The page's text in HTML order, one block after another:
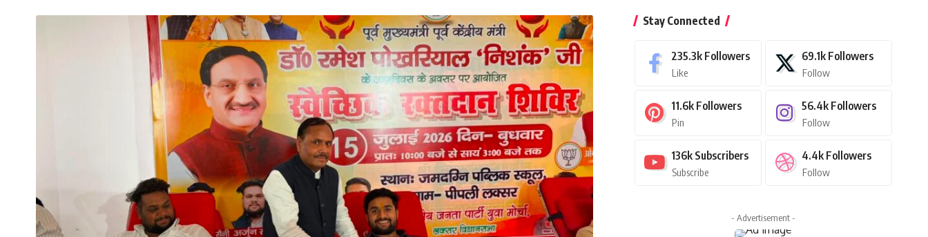
Stay Connected
235.3k Followers
Like
69.1k Followers
Follow
11.6k Followers
Pin
56.4k Followers
Follow
136k Subscribers
Subscribe
4.4k Followers
Follow
- Advertisement -